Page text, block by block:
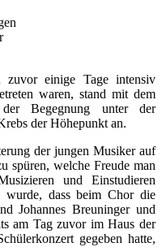
zuvor einige Tage intensiv
waren, stand mit dem
Begegnung unter der
der Höhepunkt an.
der jungen Musiker auf
spüren, welche Freude man
und Einstudieren
wurde, dass beim Chor die
Johannes Breuninger und
am Tag zuvor im Haus der
gegeben hatte,